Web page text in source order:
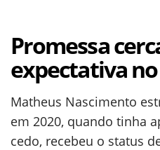
Promessa
expectativa
Matheus Nascimento
em 2020, quando tinha
cedo, recebeu o status